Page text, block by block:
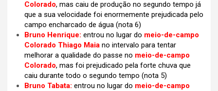
Colorado, mas caiu de produção no segundo tempo já
que a sua velocidade foi enormemente prejudicada pelo
campo encharcado de água (nota 6)
Bruno Henrique: entrou no lugar do meio-de-campo
Colorado Thiago Maia no intervalo para tentar
melhorar a qualidade do passe no meio-de-campo
Colorado, mas foi prejudicado pela forte chuva que
caiu durante todo o segundo tempo (nota 5)
Bruno Tabata: entrou no lugar do meio-de-campo